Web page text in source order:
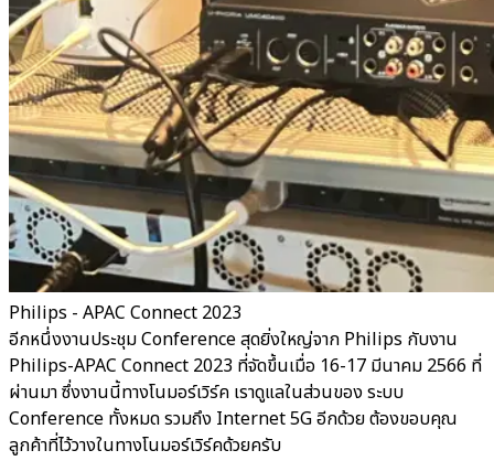
Philips - APAC Connect 2023
อีกหนึ่งงานประชุม Conference สุดยิ่งใหญ่จาก Philips กับงาน
Philips-APAC Connect 2023 ที่จัดขึ้นเมื่อ 16-17 มีนาคม 2566 ที่
ผ่านมา ซึ่งงานนี้ทางโนมอร์เวิร์ค เราดูแลในส่วนของ ระบบ
Conference ทั้งหมด รวมถึง Internet 5G อีกด้วย ต้องขอบคุณ
ลูกค้าที่ไว้วางในทางโนมอร์เวิร์คด้วยครับ